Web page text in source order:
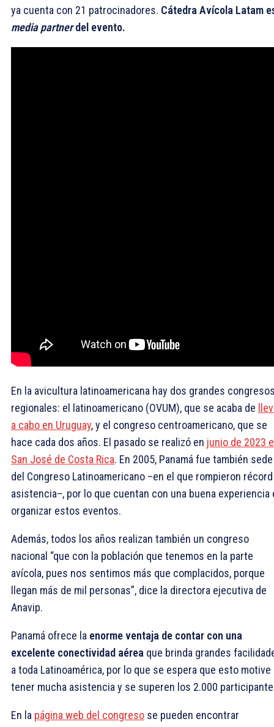
ya cuenta con 21 patrocinadores. Cátedra Avícola Latam
media partnerdel evento.
En la avicultura latinoamericana hay dos grandes
regionales: el latinoamericano (OVUM), que se acaba de
a cabo en Uruguay, y el congreso centroamericano, que se
hace cada dos años. El pasado se realizó en junio de 2023
San José de Costa Rica. En 2005, Panamá fue también sede
del Congreso Latinoamericano –en el que rompieron
asistencia–, por lo que cuentan con una buena experiencia
organizar estos eventos.
Además, todos los años realizan también un congreso
nacional “que con la población que tenemos en la parte
avícola, pues nos sentimos más que complacidos, porque
llegan más de mil personas”, dice la directora ejecutiva de
Anavip.
Panamá ofrece la enorme ventaja de contar con una
excelente conectividad aérea que brinda grandes
a toda Latinoamérica, por lo que se espera que esto motive
tener mucha asistencia y se superen los 2.000
En la página web del congreso se pueden encontrar